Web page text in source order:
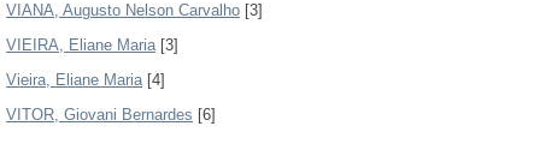
VIANA, Augusto Nelson Carvalho [3]
VIEIRA, Eliane Maria[3]
Vieira, Eliane Maria[4]
VITOR, Giovani Bernardes [6]